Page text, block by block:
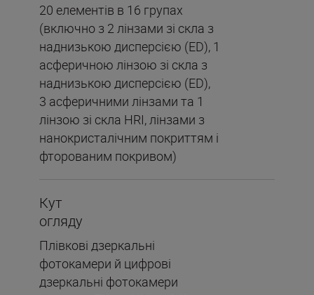
20 елементів в 16 групах
(включно з 2 лінзами зі скла з
наднизькою дисперсією (ED), 1
асферичною лінзою зі скла з
наднизькою дисперсією (ED),
3 асферичними лінзами та 1
лінзою зі скла HRI, лінзами з
нанокристалічним покриттям і
фторованим покривом)
Кут
огляду
Плівкові дзеркальні
фотокамери й цифрові
дзеркальні фотокамери